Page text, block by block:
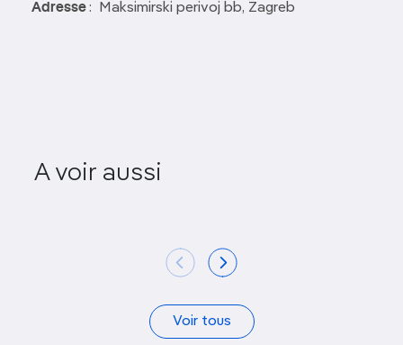
Adresse: Maksimirski perivoj bb, Zagreb
A voir aussi
Katarinin Trg
Voir tous